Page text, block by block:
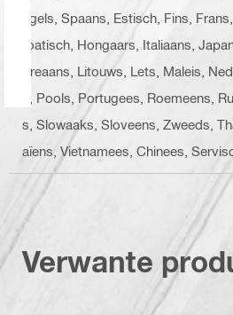
ngels, Spaans, Estisch, Fins,
roatisch, Hongaars, Italiaans,
oreaans, Litouws, Lets, Maleis,
s, Pools, Portugees, Roemeens,
s, Slowaaks, Sloveens, Zweeds,
aïens, Vietnamees, Chinees,
Verwante